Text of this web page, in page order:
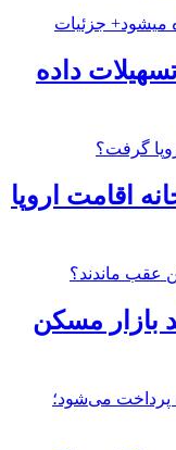
داده
اقامت اروپا
بازار مسکن